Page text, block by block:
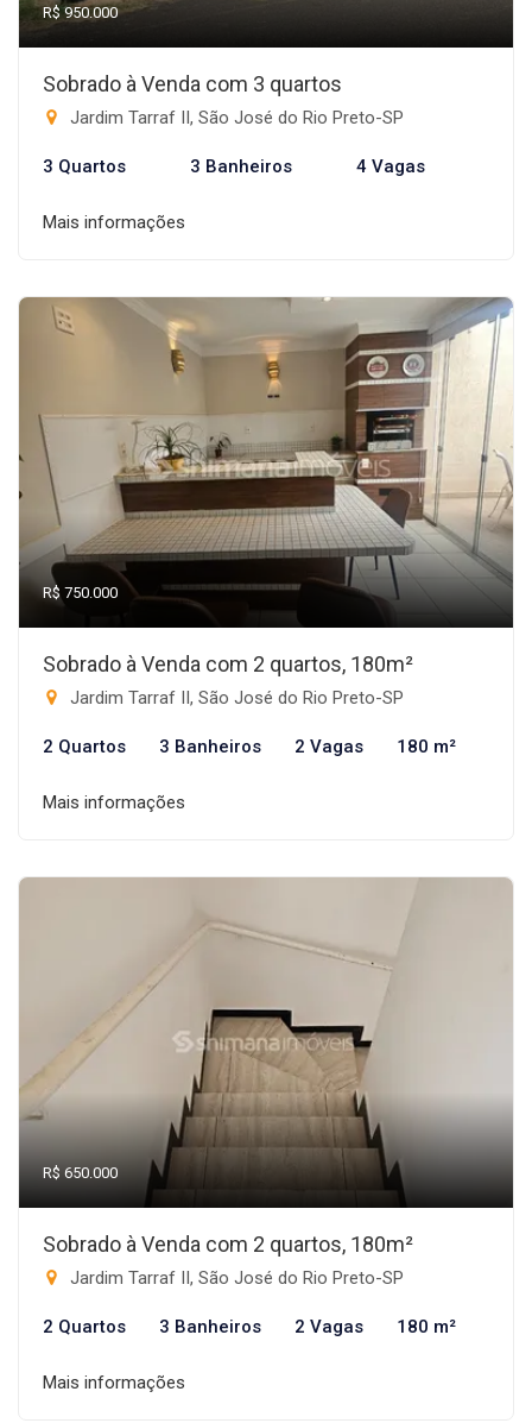
R$ 950.000
Sobrado à Venda com 3 quartos
Jardim Tarraf II, São José do Rio Preto-SP
3 Quartos 3 Banheiros 4 Vagas
Mais informações
R$ 750.000
Sobrado à Venda com 2 quartos, 180m²
Jardim Tarraf II, São José do Rio Preto-SP
2 Quartos 3 Banheiros 2 Vagas 180 m²
Mais informações
R$ 650.000
Sobrado à Venda com 2 quartos, 180m²
Jardim Tarraf II, São José do Rio Preto-SP
2 Quartos 3 Banheiros 2 Vagas 180 m²
Mais informações